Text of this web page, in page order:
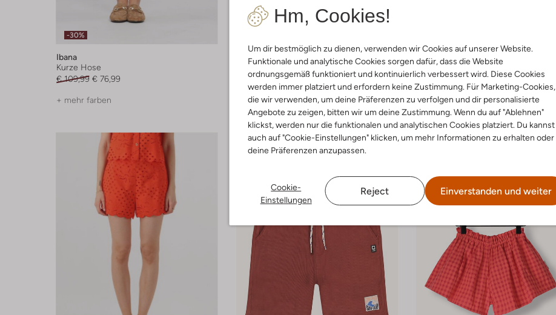
Hm, Cookies!
Um dir bestmöglich zu dienen, verwenden wir Cookies auf unserer Website.
Funktionale und analytische Cookies sorgen dafür, dass die Website
ordnungsgemäß funktioniert und kontinuierlich verbessert wird. Diese Cookies
werden immer platziert und erfordern keine Zustimmung. Für Marketing-Cookies,
die wir verwenden, um deine Präferenzen zu verfolgen und dir personalisierte
Angebote zu zeigen, bitten wir um deine Zustimmung. Wenn du auf "Ablehnen"
klickst, werden nur die funktionalen und analytischen Cookies platziert. Du kannst
auch auf "Cookie-Einstellungen" klicken, um mehr Informationen zu erhalten oder
deine Präferenzen anzupassen.
Cookie-
Einstellungen
Reject Einverstanden und weiter
-30%
Ibana
Kurze Hose
€ 109,99 € 76,99
+ mehr farben
Baje Studio
Kurze Hose
€ 38,99 € 26,99
Y.a.s.
Kurze Hose
€ 59,99
+ mehr farben